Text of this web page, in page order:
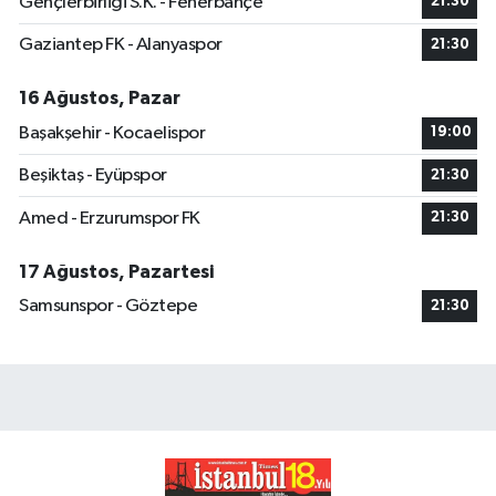
Gaziantep FK - Alanyaspor 21:30
16 Ağustos, Pazar
Başakşehir - Kocaelispor
19:00
Beşiktaş - Eyüpspor 21:30
Amed - Erzurumspor FK 21:30
17 Ağustos, Pazartesi
Samsunspor - Göztepe
21:30